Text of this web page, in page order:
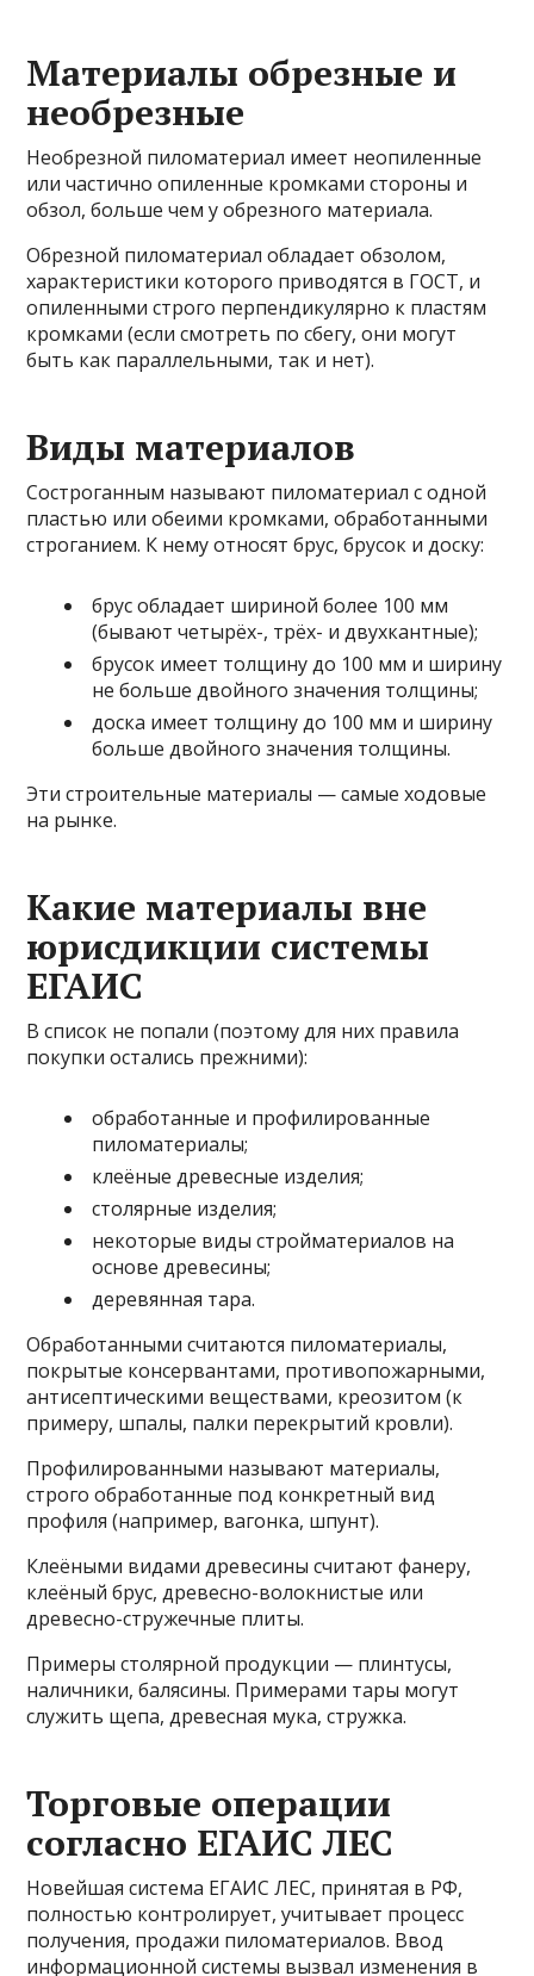
Материалы обрезные и
необрезные
Необрезной пиломатериал имеет неопиленные
или частично опиленные кромками стороны и
обзол, больше чем у обрезного материала.
Обрезной пиломатериал обладает обзолом,
характеристики которого приводятся в ГОСТ, и
опиленными строго перпендикулярно к пластям
кромками (если смотреть по сбегу, они могут
быть как параллельными, так и нет).
Виды материалов
Состроганным называют пиломатериал с одной
пластью или обеими кромками, обработанными
строганием. К нему относят брус, брусок и доску:
брус обладает шириной более 100 мм
(бывают четырёх-, трёх- и двухкантные);
брусок имеет толщину до 100 мм и ширину
не больше двойного значения толщины;
доска имеет толщину до 100 мм и ширину
больше двойного значения толщины.
Эти строительные материалы — самые ходовые
на рынке.
Какие материалы вне
юрисдикции системы
ЕГАИС
В список не попали (поэтому для них правила
покупки остались прежними):
обработанные и профилированные
пиломатериалы;
клеёные древесные изделия;
столярные изделия;
некоторые виды стройматериалов на
основе древесины;
деревянная тара.
Обработанными считаются пиломатериалы,
покрытые консервантами, противопожарными,
антисептическими веществами, креозитом (к
примеру, шпалы, палки перекрытий кровли).
Профилированными называют материалы,
строго обработанные под конкретный вид
профиля (например, вагонка, шпунт).
Клеёными видами древесины считают фанеру,
клеёный брус, древесно-волокнистые или
древесно-стружечные плиты.
Примеры столярной продукции — плинтусы,
наличники, балясины. Примерами тары могут
служить щепа, древесная мука, стружка.
Торговые операции
согласно ЕГАИС ЛЕС
Новейшая система ЕГАИС ЛЕС, принятая в РФ,
полностью контролирует, учитывает процесс
получения, продажи пиломатериалов. Ввод
информационной системы вызвал изменения в